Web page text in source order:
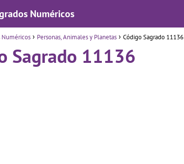
Numéricos
Numéricos Personas, Animales y Planetas Código Sagrado 11136
Sagrado 11136